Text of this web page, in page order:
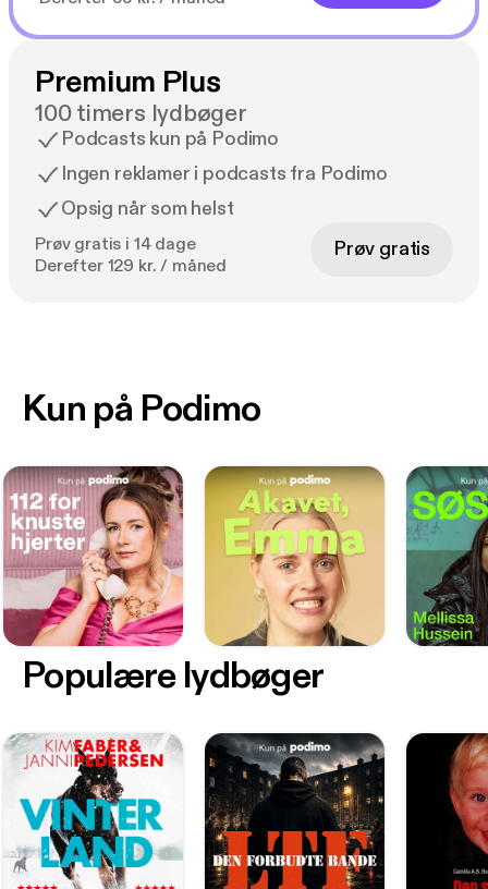
Premium Plus
100 timers lydbøger
Podcasts kun på Podimo
Ingen reklamer i podcasts fra Podimo
Opsig når som helst
Prøv gratis i 14 dage
Derefter 129 kr. / måned
Prøv gratis
Kun på Podimo
Populære lydbøger